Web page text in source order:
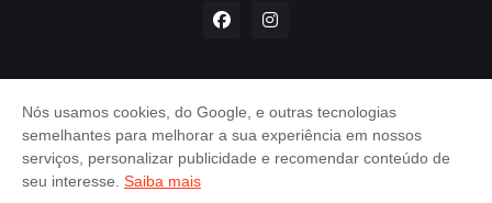
Envio de Releases - e-mail:
releases@rioradiosonline.com.br
Política de Privacidade
Nós usamos cookies, do Google, e outras tecnologias
semelhantes para melhorar a sua experiência em nossos
serviços, personalizar publicidade e recomendar conteúdo de
seu interesse. Saiba mais